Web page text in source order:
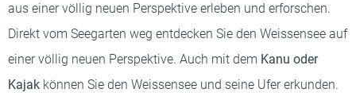
aus einer völlig neuen Perspektive erleben und erforschen.
Direkt vom Seegarten weg entdecken Sie den Weissensee auf
einer völlig neuen Perspektive. Auch mit dem Kanu oder
Kajak können Sie den Weissensee und seine Ufer erkunden.